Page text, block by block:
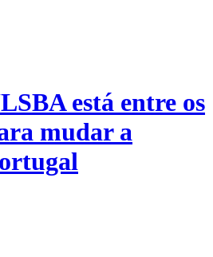
está entre os
mudar a